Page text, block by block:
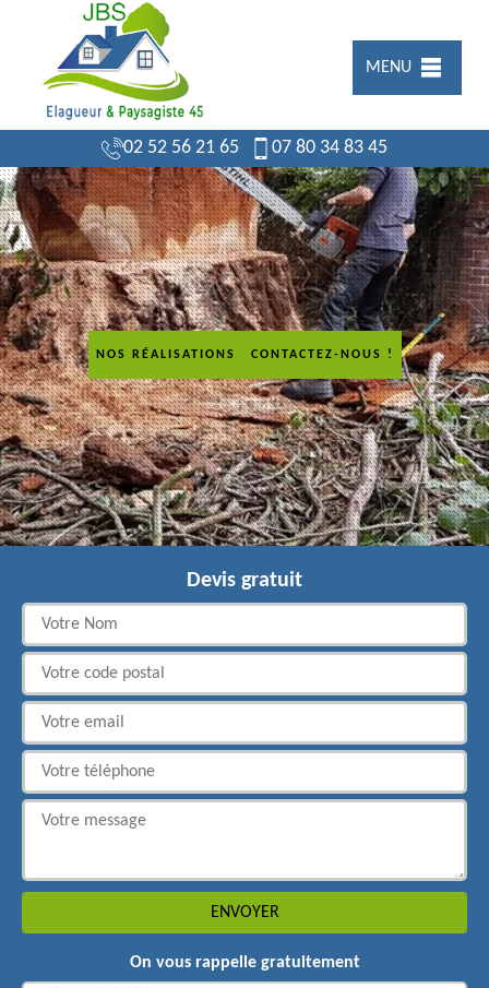
MENU
02 52 56 21 65 07 80 34 83 45
NOS RÉALISATIONS CONTACTEZ-NOUS !
Devis gratuit
On vous rappelle gratuitement